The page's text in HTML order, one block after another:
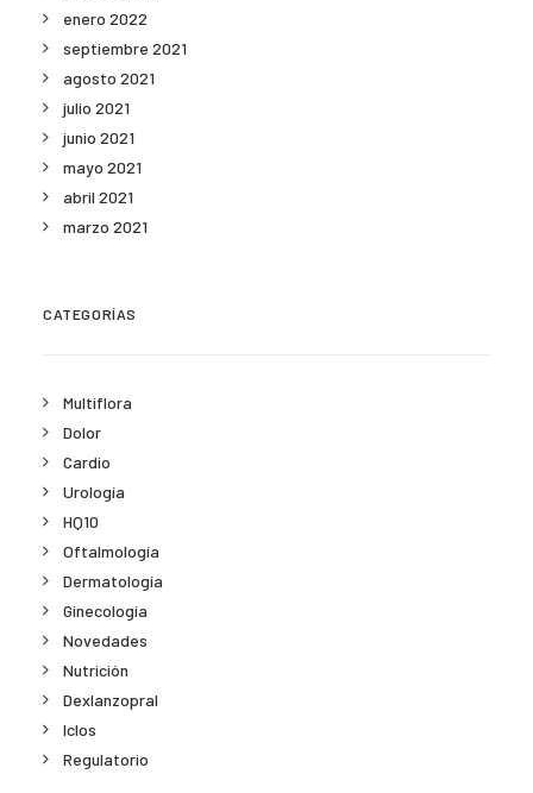
enero 2022
septiembre 2021
agosto 2021
julio 2021
junio 2021
mayo 2021
abril 2021
marzo 2021
CATEGORÍAS
Multiflora
Dolor
Cardio
Urología
HQ10
Oftalmología
Dermatología
Ginecología
Novedades
Nutrición
Dexlanzopral
Iclos
Regulatorio